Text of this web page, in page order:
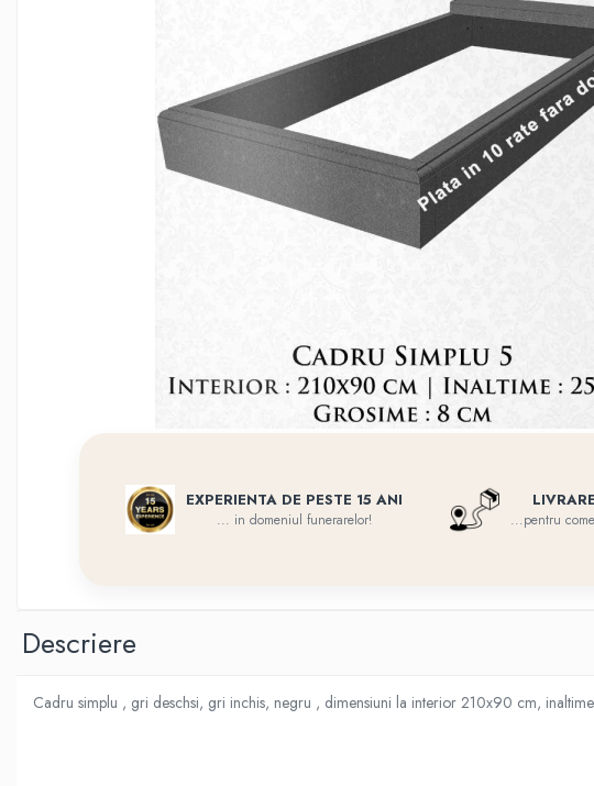
Placute ABS personalizate
Solutii intretinere granit si
Accesorii bronz
Rame poze din bronz
Litere din bronz
Crucifixe din bronz
EXPERIENTA DE PESTE 15 ANI
... in domeniul funerarelor! ...pentru
Descriere
Cadru simplu , gri deschsi, gri inchis, negru , dimensiuni la interior 210x90 cm,